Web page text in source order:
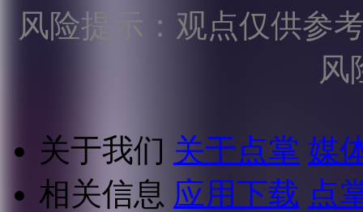
风险提示：观点仅供参
风
关于我们 关于点掌 媒
相关信息 应用下载 点